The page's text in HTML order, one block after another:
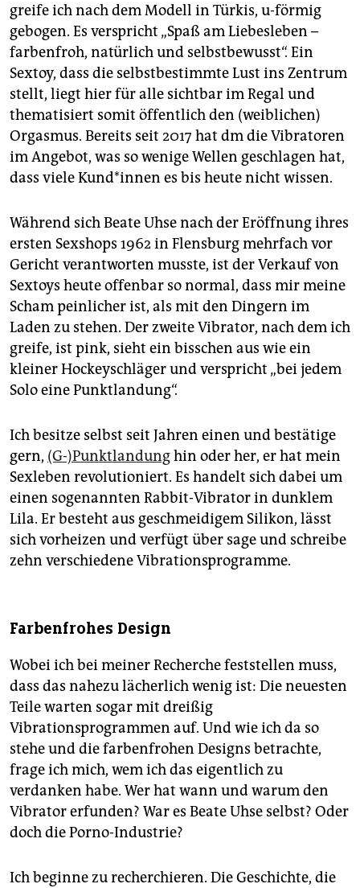
greife ich nach dem Modell in Türkis, u-förmig
gebogen. Es verspricht „Spaß am Liebesleben –
farbenfroh, natürlich und selbstbewusst“. Ein
Sextoy, dass die selbstbestimmte Lust ins Zentrum
stellt, liegt hier für alle sichtbar im Regal und
thematisiert somit öffentlich den (weiblichen)
Orgasmus. Bereits seit 2017 hat dm die Vibratoren
im Angebot, was so wenige Wellen geschlagen hat,
dass viele Kund*innen es bis heute nicht wissen.
Während sich Beate Uhse nach der Eröffnung ihres
ersten Sexshops 1962 in Flensburg mehrfach vor
Gericht verantworten musste, ist der Verkauf von
Sextoys heute offenbar so normal, dass mir meine
Scham peinlicher ist, als mit den Dingern im
Laden zu stehen. Der zweite Vibrator, nach dem ich
greife, ist pink, sieht ein bisschen aus wie ein
kleiner Hockeyschläger und verspricht „bei jedem
Solo eine Punktlandung“.
Ich besitze selbst seit Jahren einen und bestätige
gern, (G-)Punktlandunghin oder her, er hat mein
Sexleben revolutioniert. Es handelt sich dabei um
einen sogenannten Rabbit-Vibrator in dunklem
Lila. Er besteht aus geschmeidigem Silikon, lässt
sich vorheizen und verfügt über sage und schreibe
zehn verschiedene Vibrationsprogramme.
Farbenfrohes Design
Wobei ich bei meiner Recherche feststellen muss,
dass das nahezu lächerlich wenig ist: Die neuesten
Teile warten sogar mit dreißig
Vibrationsprogrammen auf. Und wie ich da so
stehe und die farbenfrohen Designs betrachte,
frage ich mich, wem ich das eigentlich zu
verdanken habe. Wer hat wann und warum den
Vibrator erfunden? War es Beate Uhse selbst? Oder
doch die Porno-Industrie?
Ich beginne zu recherchieren. Die Geschichte, die